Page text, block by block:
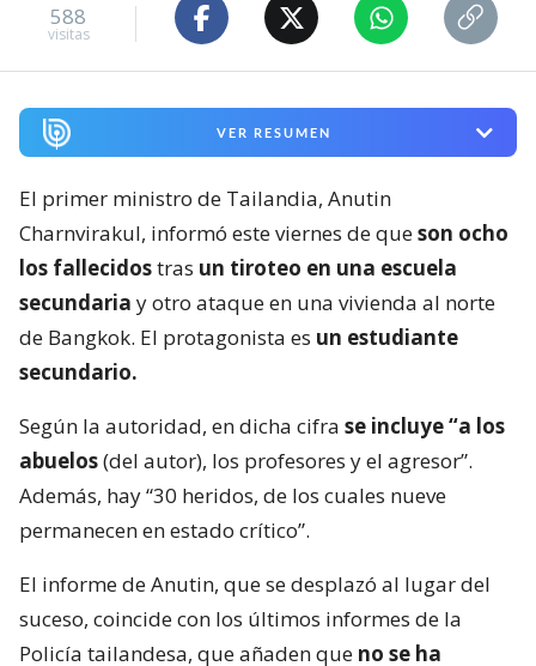
588
visitas
VER RESUMEN
El primer ministro de Tailandia, Anutin
Charnvirakul, informó este viernes de queson ocho
los fallecidostras un tiroteo en una escuela
secundaria y otro ataque en una vivienda al norte
de Bangkok. El protagonista es un estudiante
secundario.
Según la autoridad, en dicha cifra se incluye “a los
abuelos(del autor), los profesores y el agresor”.
Además, hay “30 heridos, de los cuales nueve
permanecen en estado crítico”.
El informe de Anutin, que se desplazó al lugar del
suceso, coincide con los últimos informes de la
Policía tailandesa, que añaden que no se ha